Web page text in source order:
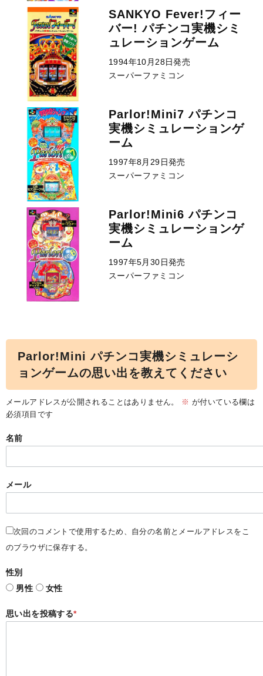
SANKYO Fever!フィー
バー! パチンコ実機シミ
ュレーションゲーム
1994年10月28日発売
スーパーファミコン
Parlor!Mini7 パチンコ
実機シミュレーションゲ
ーム
1997年8月29日発売
スーパーファミコン
Parlor!Mini6 パチンコ
実機シミュレーションゲ
ーム
1997年5月30日発売
スーパーファミコン
Parlor!Mini パチンコ実機シミュレーシ
ョンゲームの思い出を教えてください
メールアドレスが公開されることはありません。 ※ が付いている欄は
必須項目です
名前
メール
次回のコメントで使用するため、自分の名前とメールアドレスをこ
のブラウザに保存する。
性別
男性
女性
思い出を投稿する*